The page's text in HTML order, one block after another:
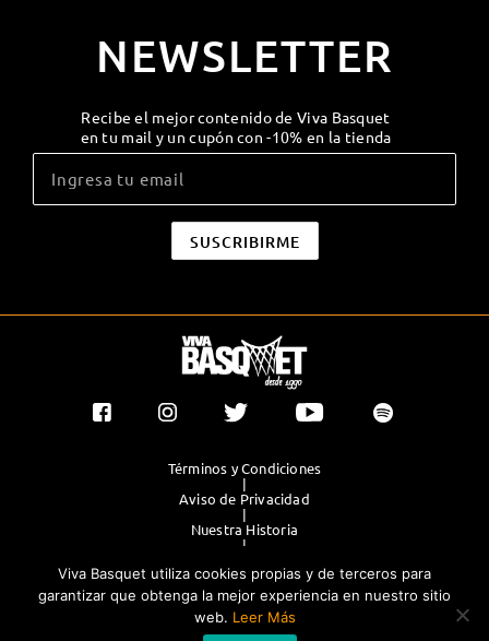
NEWSLETTER
Recibe el mejor contenido de Viva Basquet
en tu mail y un cupón con -10% en la tienda
Términos y Condiciones
|
Aviso de Privacidad
|
Nuestra Historia
|
|
Publicidad
Viva Basquet utiliza cookies propias y de terceros para
garantizar que obtenga la mejor experiencia en nuestro sitio
web. Leer Más